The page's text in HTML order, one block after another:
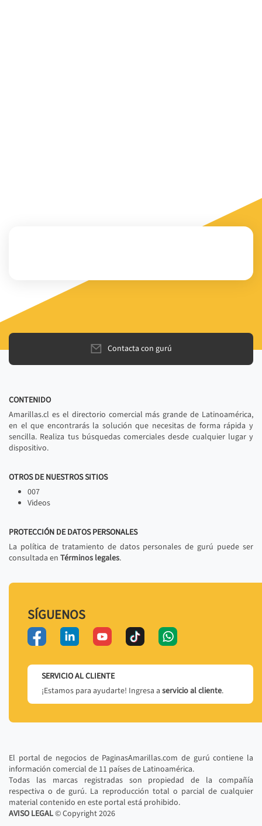
Contacta con gurú
CONTENIDO
Amarillas.cl es el directorio comercial más grande de Latinoamérica,
en el que encontrarás la solución que necesitas de forma rápida y
sencilla. Realiza tus búsquedas comerciales desde cualquier lugar y
dispositivo.
OTROS DE NUESTROS SITIOS
007
Videos
PROTECCIÓN DE DATOS PERSONALES
La política de tratamiento de datos personales de gurú puede ser
consultada en Términos legales.
SÍGUENOS
SERVICIO AL CLIENTE
¡Estamos para ayudarte! Ingresa a servicio al cliente.
El portal de negocios de PaginasAmarillas.com de gurú contiene la
información comercial de 11 países de Latinoamérica.
Todas las marcas registradas son propiedad de la compañía
respectiva o de gurú. La reproducción total o parcial de cualquier
material contenido en este portal está prohibido.
AVISO LEGAL© Copyright2026